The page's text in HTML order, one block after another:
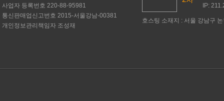
사업자 등록번호 220-88-95981
통신판매업신고번호 2015-서울강남-00381
개인정보관리책임자 조성재
IP:
호스팅 소재지 : 서울 강남구